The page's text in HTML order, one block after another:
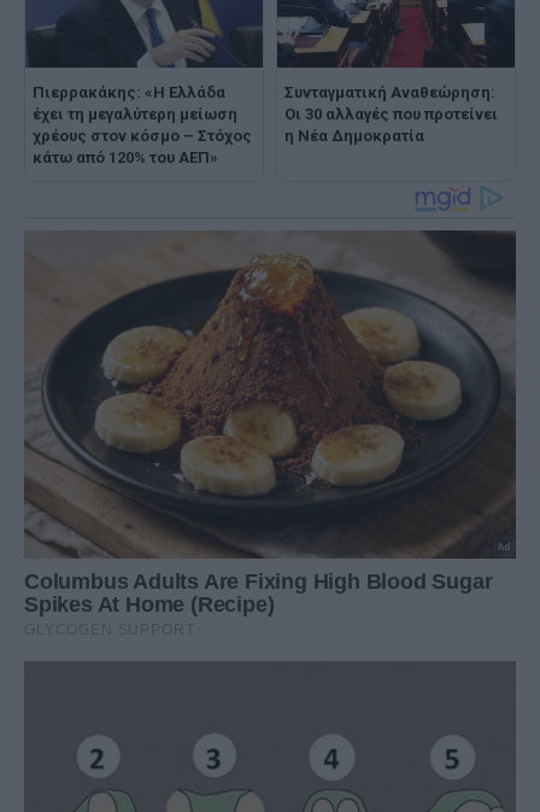
Πιερρακάκης: «Η Ελλάδα
έχει τη μεγαλύτερη μείωση
χρέους στον κόσμο – Στόχος
κάτω από 120% του ΑΕΠ»
Συνταγματική Αναθεώρηση:
Οι 30 αλλαγές που προτείνει
η Νέα Δημοκρατία